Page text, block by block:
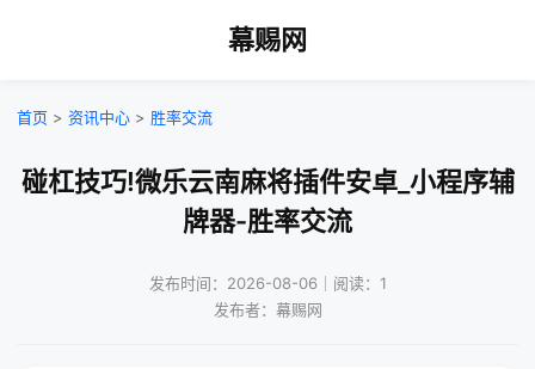
幕赐网
首页 > 资讯中心 > 胜率交流
碰杠技巧!微乐云南麻将插件安卓_小程序辅
牌器-胜率交流
发布时间：2026-08-06｜阅读：1
发布者：幕赐网